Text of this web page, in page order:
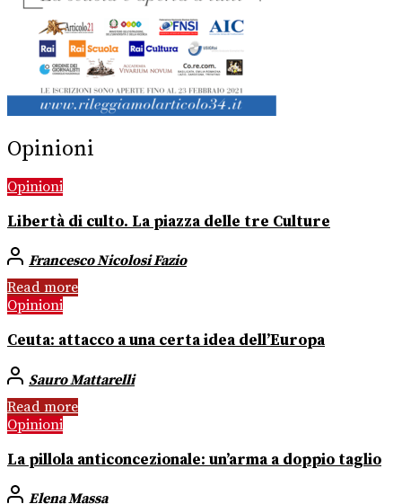
Opinioni
Opinioni
Libertà di culto. La piazza delle tre Culture
Francesco Nicolosi Fazio
Read more
Opinioni
Ceuta: attacco a una certa idea dell’Europa
Sauro Mattarelli
Read more
Opinioni
La pillola anticoncezionale: un’arma a doppio taglio
Elena Massa